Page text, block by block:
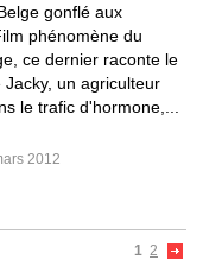
gonflé aux
phénomène du
ce dernier raconte le
Jacky, un agriculteur
le trafic d'hormone,...
2012
1 2